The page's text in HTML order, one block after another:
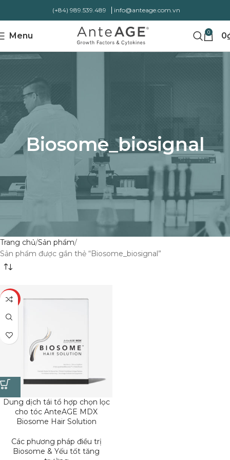
(+84) 989.539.489 info@anteage.com.vn
Menu 0 0
Biosome_biosignal
Trang chủ Sản phẩm
Sản phẩm được gắn thẻ “Biosome_biosignal”
HOT
Dung dịch tái tổ hợp chọn lọc
cho tóc AnteAGE MDX
Biosome Hair Solution
Các phương pháp điều trị
Biosome & Yếu tốt tăng